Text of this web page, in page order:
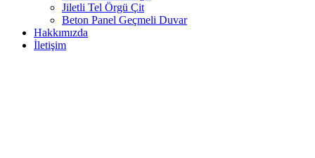
Jiletli Tel Örgü Çit
Beton Panel Geçmeli Duvar
Hakkımızda
İletişim